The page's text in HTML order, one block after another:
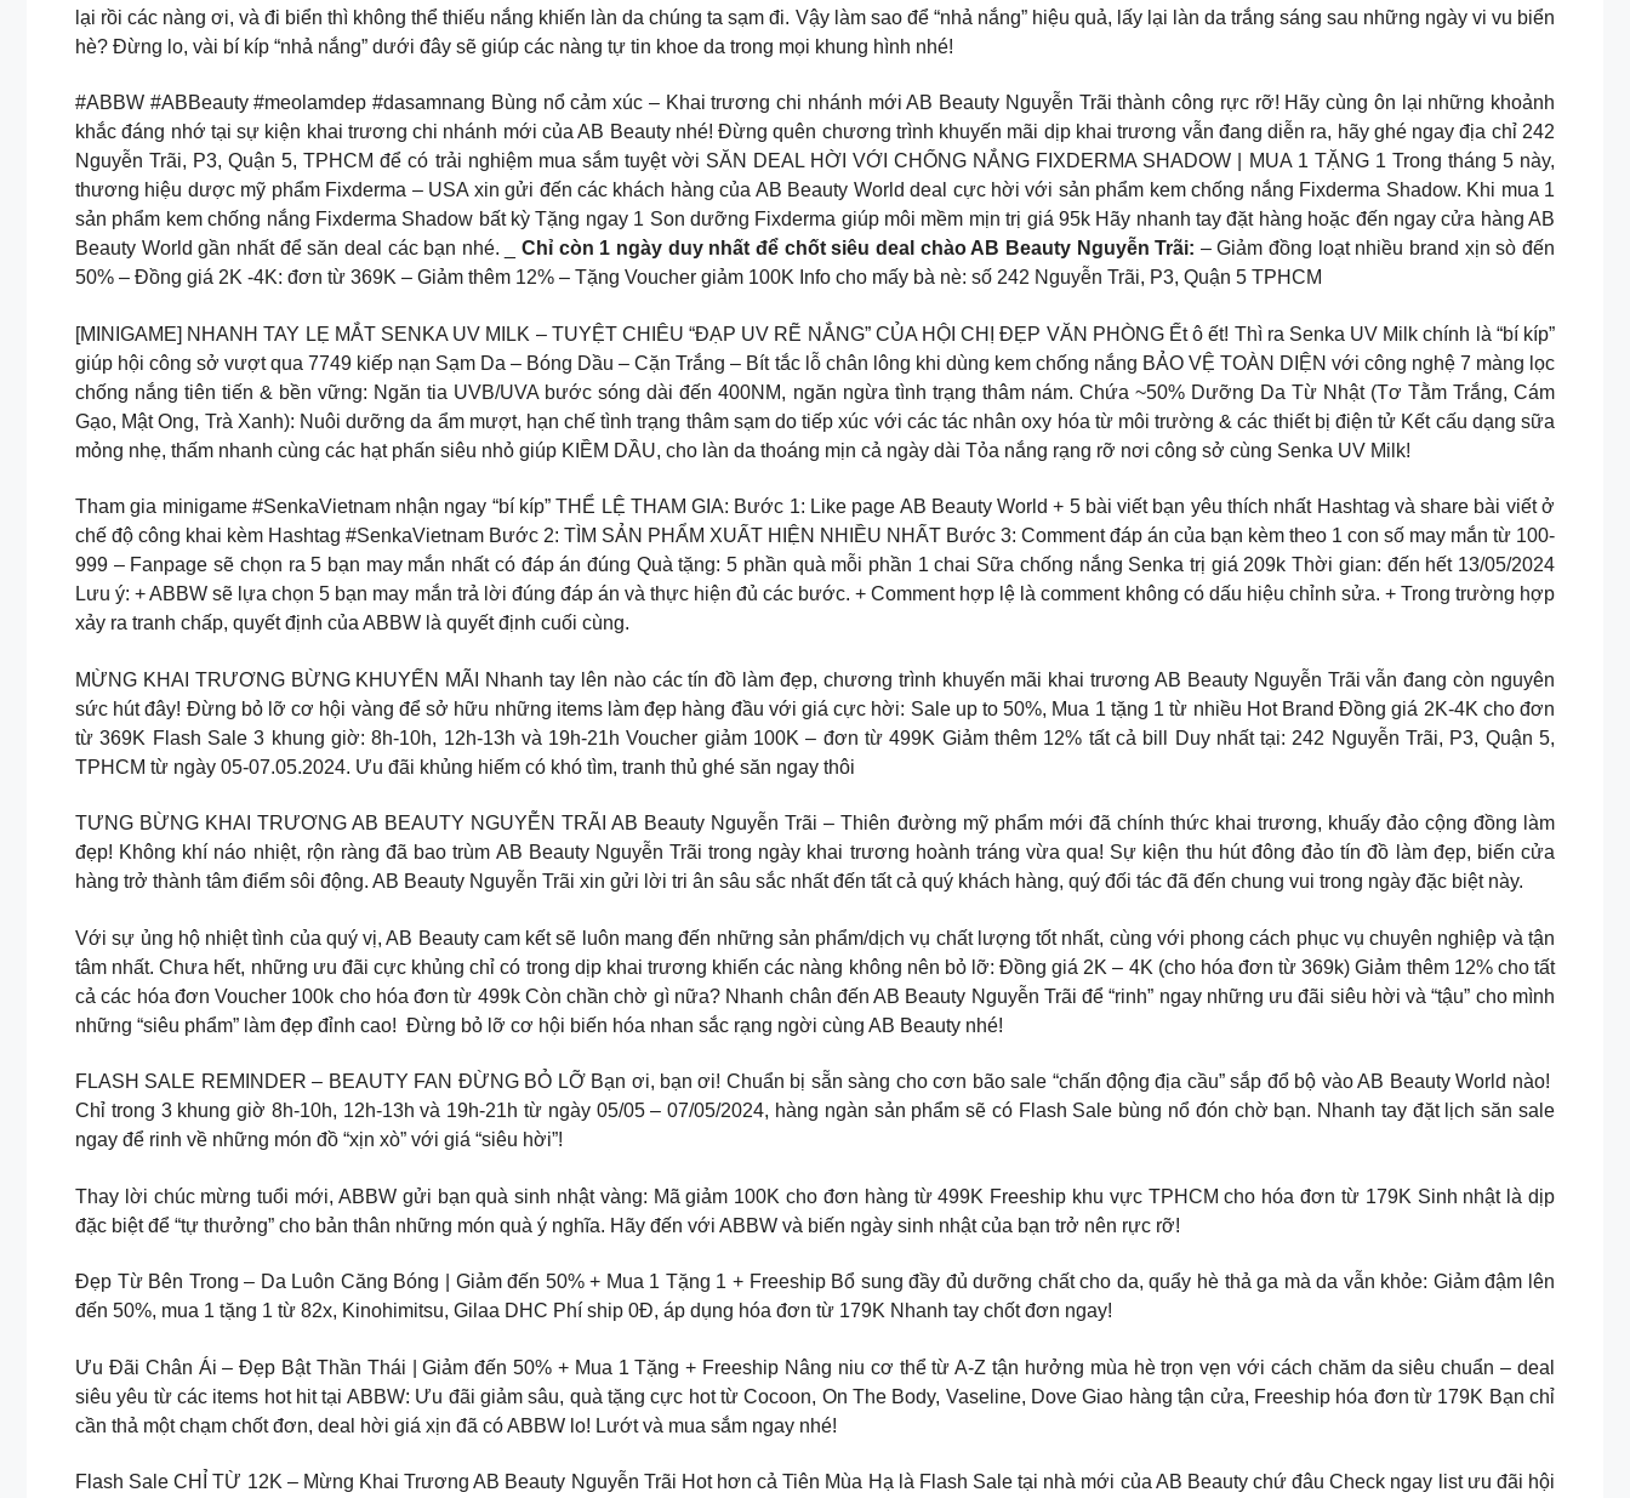
lại rồi các nàng ơi, và đi biển thì không thể thiếu nắng khiến làn da chúng ta sạm đi. Vậy làm sao để “nhả nắng” hiệu quả, lấy lại làn da trắng sáng sau những ngày vi vu biển
hè? Đừng lo, vài bí kíp “nhả nắng” dưới đây sẽ giúp các nàng tự tin khoe da trong mọi khung hình nhé!
#ABBW #ABBeauty #meolamdep #dasamnang Bùng nổ cảm xúc – Khai trương chi nhánh mới AB Beauty Nguyễn Trãi thành công rực rỡ! Hãy cùng ôn lại những khoảnh
khắc đáng nhớ tại sự kiện khai trương chi nhánh mới của AB Beauty nhé! Đừng quên chương trình khuyến mãi dịp khai trương vẫn đang diễn ra, hãy ghé ngay địa chỉ 242
Nguyễn Trãi, P3, Quận 5, TPHCM để có trải nghiệm mua sắm tuyệt vời SĂN DEAL HỜI VỚI CHỐNG NẮNG FIXDERMA SHADOW | MUA 1 TẶNG 1 Trong tháng 5 này,
thương hiệu dược mỹ phẩm Fixderma – USA xin gửi đến các khách hàng của AB Beauty World deal cực hời với sản phẩm kem chống nắng Fixderma Shadow. Khi mua 1
sản phẩm kem chống nắng Fixderma Shadow bất kỳ Tặng ngay 1 Son dưỡng Fixderma giúp môi mềm mịn trị giá 95k Hãy nhanh tay đặt hàng hoặc đến ngay cửa hàng AB
Beauty World gần nhất để săn deal các bạn nhé. _Chỉ còn 1 ngày duy nhất để chốt siêu deal chào AB Beauty Nguyễn Trãi: – Giảm đồng loạt nhiều brand xịn sò đến
50% – Đồng giá 2K -4K: đơn từ 369K – Giảm thêm 12% – Tặng Voucher giảm 100K Info cho mấy bà nè: số 242 Nguyễn Trãi, P3, Quận 5 TPHCM
[MINIGAME] NHANH TAY LẸ MẮT SENKA UV MILK – TUYỆT CHIÊU “ĐẠP UV RẼ NẮNG” CỦA HỘI CHỊ ĐẸP VĂN PHÒNG Ết ô ết! Thì ra Senka UV Milk chính là “bí kíp”
giúp hội công sở vượt qua 7749 kiếp nạn Sạm Da – Bóng Dầu – Cặn Trắng – Bít tắc lỗ chân lông khi dùng kem chống nắng BẢO VỆ TOÀN DIỆN với công nghệ 7 màng lọc
chống nắng tiên tiến & bền vững: Ngăn tia UVB/UVA bước sóng dài đến 400NM, ngăn ngừa tình trạng thâm nám. Chứa ~50% Dưỡng Da Từ Nhật (Tơ Tằm Trắng, Cám
Gạo, Mật Ong, Trà Xanh): Nuôi dưỡng da ẩm mượt, hạn chế tình trạng thâm sạm do tiếp xúc với các tác nhân oxy hóa từ môi trường & các thiết bị điện tử Kết cấu dạng sữa
mỏng nhẹ, thấm nhanh cùng các hạt phấn siêu nhỏ giúp KIỀM DẦU, cho làn da thoáng mịn cả ngày dài Tỏa nắng rạng rỡ nơi công sở cùng Senka UV Milk!
Tham gia minigame #SenkaVietnam nhận ngay “bí kíp” THỂ LỆ THAM GIA: Bước 1: Like page AB Beauty World + 5 bài viết bạn yêu thích nhất Hashtag và share bài viết ở
chế độ công khai kèm Hashtag #SenkaVietnam Bước 2: TÌM SẢN PHẨM XUẤT HIỆN NHIỀU NHẤT Bước 3: Comment đáp án của bạn kèm theo 1 con số may mắn từ 100-
999 – Fanpage sẽ chọn ra 5 bạn may mắn nhất có đáp án đúng Quà tặng: 5 phần quà mỗi phần 1 chai Sữa chống nắng Senka trị giá 209k Thời gian: đến hết 13/05/2024
Lưu ý: + ABBW sẽ lựa chọn 5 bạn may mắn trả lời đúng đáp án và thực hiện đủ các bước. + Comment hợp lệ là comment không có dấu hiệu chỉnh sửa. + Trong trường hợp
xảy ra tranh chấp, quyết định của ABBW là quyết định cuối cùng.
MỪNG KHAI TRƯƠNG BỪNG KHUYẾN MÃI Nhanh tay lên nào các tín đồ làm đẹp, chương trình khuyến mãi khai trương AB Beauty Nguyễn Trãi vẫn đang còn nguyên
sức hút đây! Đừng bỏ lỡ cơ hội vàng để sở hữu những items làm đẹp hàng đầu với giá cực hời: Sale up to 50%, Mua 1 tặng 1 từ nhiều Hot Brand Đồng giá 2K-4K cho đơn
từ 369K Flash Sale 3 khung giờ: 8h-10h, 12h-13h và 19h-21h Voucher giảm 100K – đơn từ 499K Giảm thêm 12% tất cả bill Duy nhất tại: 242 Nguyễn Trãi, P3, Quận 5,
TPHCM từ ngày 05-07.05.2024. Ưu đãi khủng hiếm có khó tìm, tranh thủ ghé săn ngay thôi
TƯNG BỪNG KHAI TRƯƠNG AB BEAUTY NGUYỄN TRÃI AB Beauty Nguyễn Trãi – Thiên đường mỹ phẩm mới đã chính thức khai trương, khuấy đảo cộng đồng làm
đẹp! Không khí náo nhiệt, rộn ràng đã bao trùm AB Beauty Nguyễn Trãi trong ngày khai trương hoành tráng vừa qua! Sự kiện thu hút đông đảo tín đồ làm đẹp, biến cửa
hàng trở thành tâm điểm sôi động. AB Beauty Nguyễn Trãi xin gửi lời tri ân sâu sắc nhất đến tất cả quý khách hàng, quý đối tác đã đến chung vui trong ngày đặc biệt này.
Với sự ủng hộ nhiệt tình của quý vị, AB Beauty cam kết sẽ luôn mang đến những sản phẩm/dịch vụ chất lượng tốt nhất, cùng với phong cách phục vụ chuyên nghiệp và tận
tâm nhất. Chưa hết, những ưu đãi cực khủng chỉ có trong dịp khai trương khiến các nàng không nên bỏ lỡ: Đồng giá 2K – 4K (cho hóa đơn từ 369k) Giảm thêm 12% cho tất
cả các hóa đơn Voucher 100k cho hóa đơn từ 499k Còn chần chờ gì nữa? Nhanh chân đến AB Beauty Nguyễn Trãi để “rinh” ngay những ưu đãi siêu hời và “tậu” cho mình
những “siêu phẩm” làm đẹp đỉnh cao! ️ Đừng bỏ lỡ cơ hội biến hóa nhan sắc rạng ngời cùng AB Beauty nhé!
FLASH SALE REMINDER – BEAUTY FAN ĐỪNG BỎ LỠ Bạn ơi, bạn ơi! Chuẩn bị sẵn sàng cho cơn bão sale “chấn động địa cầu” sắp đổ bộ vào AB Beauty World nào! ️️️
Chỉ trong 3 khung giờ 8h-10h, 12h-13h và 19h-21h từ ngày 05/05 – 07/05/2024, hàng ngàn sản phẩm sẽ có Flash Sale bùng nổ đón chờ bạn. Nhanh tay đặt lịch săn sale
ngay để rinh về những món đồ “xịn xò” với giá “siêu hời”! ️️️
Thay lời chúc mừng tuổi mới, ABBW gửi bạn quà sinh nhật vàng: Mã giảm 100K cho đơn hàng từ 499K Freeship khu vực TPHCM cho hóa đơn từ 179K Sinh nhật là dịp
đặc biệt để “tự thưởng” cho bản thân những món quà ý nghĩa. Hãy đến với ABBW và biến ngày sinh nhật của bạn trở nên rực rỡ!
Đẹp Từ Bên Trong – Da Luôn Căng Bóng | Giảm đến 50% + Mua 1 Tặng 1 + Freeship Bổ sung đầy đủ dưỡng chất cho da, quẩy hè thả ga mà da vẫn khỏe: Giảm đậm lên
đến 50%, mua 1 tặng 1 từ 82x, Kinohimitsu, Gilaa DHC Phí ship 0Đ, áp dụng hóa đơn từ 179K Nhanh tay chốt đơn ngay!
Ưu Đãi Chân Ái – Đẹp Bật Thần Thái | Giảm đến 50% + Mua 1 Tặng + Freeship Nâng niu cơ thể từ A-Z tận hưởng mùa hè trọn vẹn với cách chăm da siêu chuẩn – deal
siêu yêu từ các items hot hit tại ABBW: Ưu đãi giảm sâu, quà tặng cực hot từ Cocoon, On The Body, Vaseline, Dove Giao hàng tận cửa, Freeship hóa đơn từ 179K Bạn chỉ
cần thả một chạm chốt đơn, deal hời giá xịn đã có ABBW lo! Lướt và mua sắm ngay nhé!
Flash Sale CHỈ TỪ 12K – Mừng Khai Trương AB Beauty Nguyễn Trãi Hot hơn cả Tiên Mùa Hạ là Flash Sale tại nhà mới của AB Beauty chứ đâu Check ngay list ưu đãi hội